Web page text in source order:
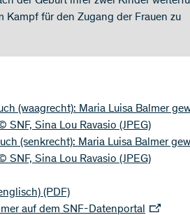
Kampf für den Zugang der Frauen zu
(waagrecht): Maria Luisa Balmer
SNF, Sina Lou Ravasio (JPEG)
(senkrecht): Maria Luisa Balmer
SNF, Sina Lou Ravasio (JPEG)
(PDF)
auf dem SNF-Datenportal